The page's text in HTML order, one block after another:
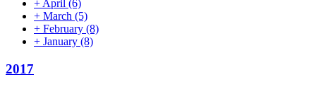
+ April (6)
+ March (5)
+ February (8)
+ January (8)
2017